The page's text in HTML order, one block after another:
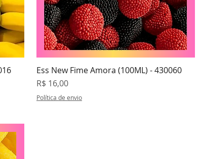
Visualização rápida
Ess New Fime Amora (100ML) - 430060
Preço
R$ 16,00
Política de envio